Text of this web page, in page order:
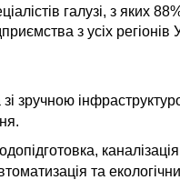
галузі, з яких
з усіх
зручною
та